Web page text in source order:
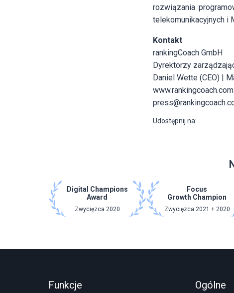
rozwiązania
telekomunikacyjnych i
Kontakt
rankingCoach GmbH
Dyrektorzy
Daniel Wette (CEO) |
www.rankingcoach.com
Udostępnij na:
Digital Champions
Award
Zwycięzca 2020
Focus
Growth Champion
Zwycięzca 2021 + 2020
Funkcje Ogólne